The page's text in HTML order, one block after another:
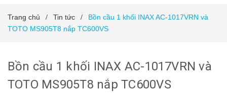
Trang chủ / Tin tức /
Bồn cầu 1 khối INAX AC-1017VRN và
TOTO MS905T8 nắp TC600VS
Bồn cầu 1 khối INAX AC-1017VRN và
TOTO MS905T8 nắp TC600VS